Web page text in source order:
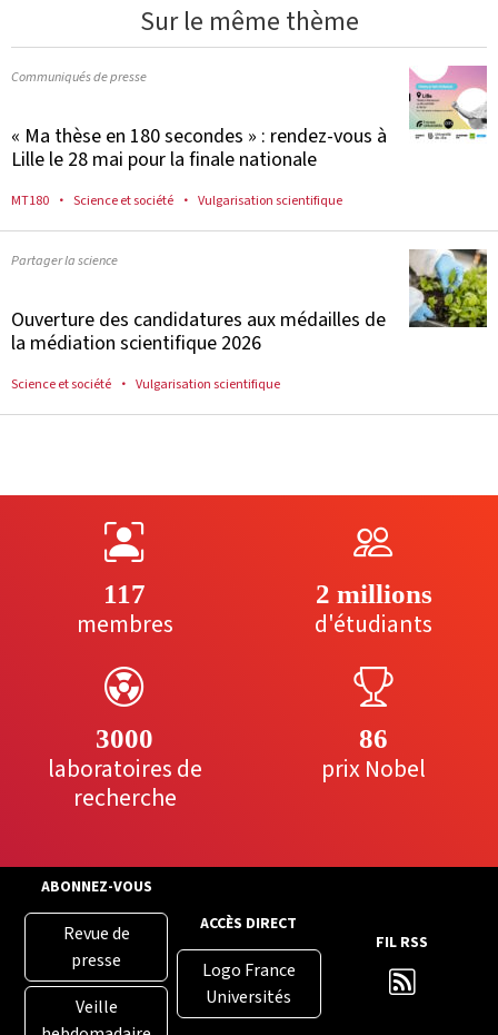
Sur le même thème
Communiqués de presse
« Ma thèse en 180 secondes » : rendez-vous à
Lille le 28 mai pour la finale nationale
MT180 Science et société Vulgarisation scientifique
Partager la science
Ouverture des candidatures aux médailles de
la médiation scientifique 2026
Science et société Vulgarisation scientifique
117
membres
2 millions
d'étudiants
3000
laboratoires de
recherche
86
prix Nobel
ABONNEZ-VOUS
Revue de
presse
Veille
ACCÈS DIRECT
Logo France
Universités
FIL RSS